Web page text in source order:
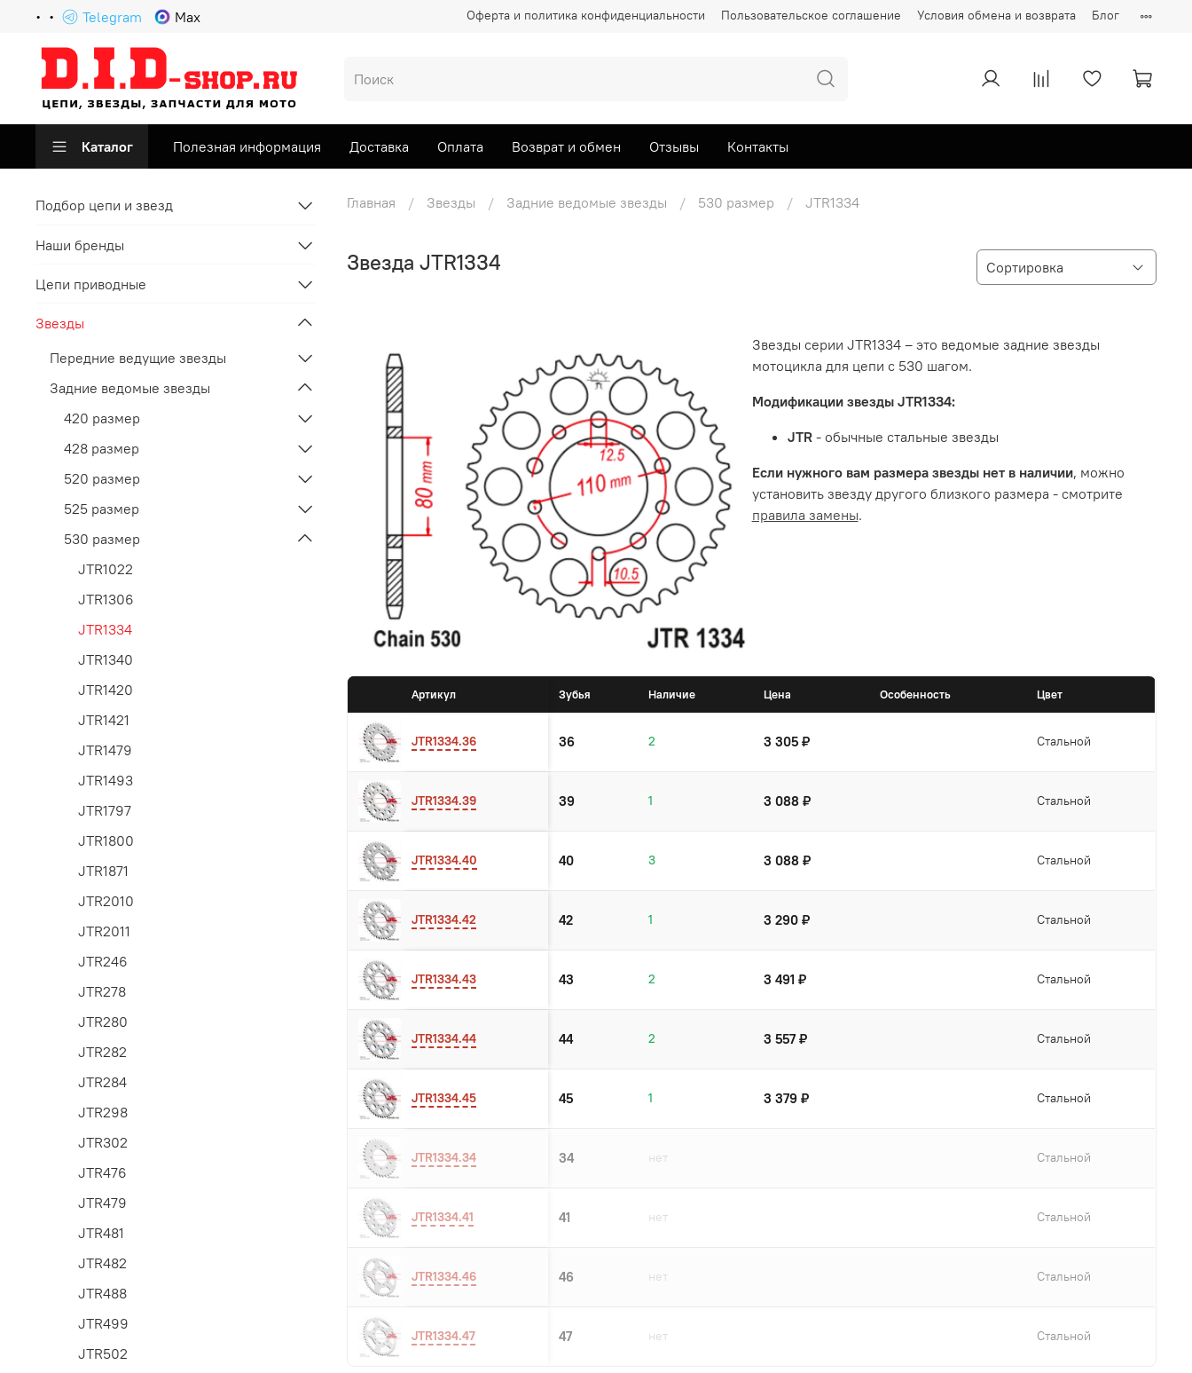
Оферта и политика конфиденциальности Пользовательское соглашение Условия обмена и возврата Блог
Telegram Max
Каталог Полезная информация Доставка Оплата Возврат и обмен Отзывы Контакты
Главная Звезды Задние ведомые звезды 530 размер JTR1334
Звезда JTR1334
Звезды серии JTR1334 – это ведомые задние звезды
мотоцикла для цепи с 530 шагом.
Модификации звезды JTR1334:
JTR- обычные стальные звезды
Если нужного вам размера звезды нет в наличии, можно
установить звезду другого близкого размера - смотрите
правила замены.
Артикул Зубья Наличие Цена Особенность Цвет
JTR1334.36 36 2 3 305 ₽ Стальной
JTR1334.39 39 1 3 088 ₽ Стальной
JTR1334.40 40 3 3 088 ₽ Стальной
JTR1334.42 42 1 3 290 ₽ Стальной
JTR1334.43 43 2 3 491 ₽ Стальной
JTR1334.44 44 2 3 557 ₽ Стальной
JTR1334.45 45 1 3 379 ₽ Стальной
JTR1334.34 34 нет Стальной
JTR1334.41 41 нет Стальной
JTR1334.46 46 нет Стальной
JTR1334.47 47 нет Стальной
Подбор цепи и звезд
Наши бренды
Цепи приводные
Звезды
Передние ведущие звезды
Задние ведомые звезды
420 размер
428 размер
520 размер
525 размер
530 размер
JTR1022
JTR1306
JTR1334
JTR1340
JTR1420
JTR1421
JTR1479
JTR1493
JTR1797
JTR1800
JTR1871
JTR2010
JTR2011
JTR246
JTR278
JTR280
JTR282
JTR284
JTR298
JTR302
JTR476
JTR479
JTR481
JTR482
JTR488
JTR499
JTR502